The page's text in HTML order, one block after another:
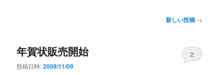
ビ
ゲ
ー
新しい投稿 →
年賀状販売開始
投稿日時:2009/11/09
2